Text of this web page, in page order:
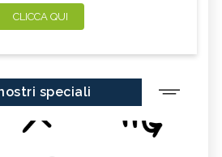
CLICCA QUI
speciali